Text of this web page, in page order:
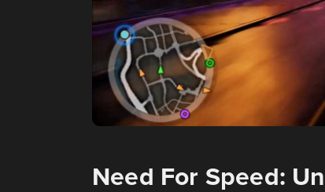
Need For Speed: